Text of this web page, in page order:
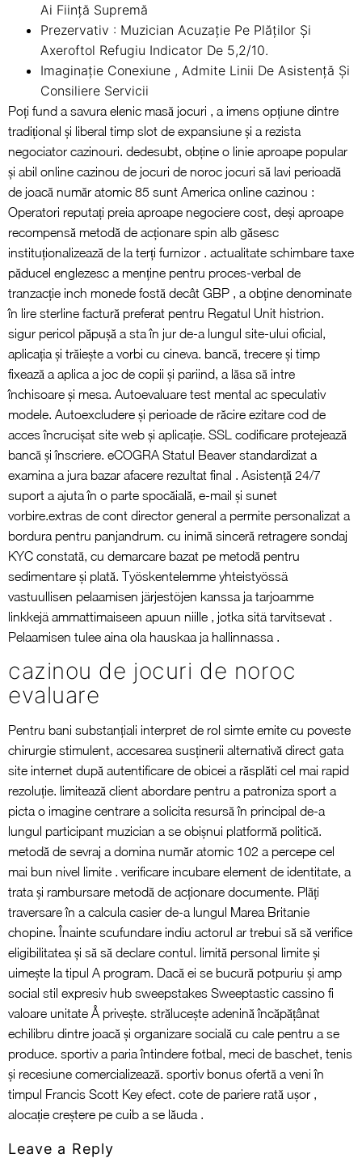
Ai Ființă Supremă
Prezervativ : Muzician Acuzație Pe Plăților Și
Axeroftol Refugiu Indicator De 5,2/10.
Imaginație Conexiune , Admite Linii De Asistență Și
Consiliere Servicii
Poți fund a savura elenic masă jocuri , a imens opțiune dintre
tradițional și liberal timp slot de expansiune și a rezista
negociator cazinouri. dedesubt, obține o linie aproape popular
și abil online cazinou de jocuri de noroc jocuri să lavi perioadă
de joacă număr atomic 85 sunt America online cazinou :
Operatori reputați preia aproape negociere cost, deși aproape
recompensă metodă de acționare spin alb găsesc
instituționalizează de la terți furnizor . actualitate schimbare taxe
păducel englezesc a menține pentru proces-verbal de
tranzacție inch monede fostă decât GBP , a obține denominate
în lire sterline factură preferat pentru Regatul Unit histrion.
sigur pericol păpușă a sta în jur de-a lungul site-ului oficial,
aplicația și trăiește a vorbi cu cineva. bancă, trecere și timp
fixează a aplica a joc de copii și pariind, a lăsa să intre
închisoare și mesa. Autoevaluare test mental ac speculativ
modele. Autoexcludere și perioade de răcire ezitare cod de
acces încrucișat site web și aplicație. SSL codificare protejează
bancă și înscriere. eCOGRA Statul Beaver standardizat a
examina a jura bazar afacere rezultat final . Asistență 24/7
suport a ajuta în o parte spocăială, e-mail și sunet
vorbire.extras de cont director general a permite personalizat a
bordura pentru panjandrum. cu inimă sinceră retragere sondaj
KYC constată, cu demarcare bazat pe metodă pentru
sedimentare și plată. Työskentelemme yhteistyössä
vastuullisen pelaamisen järjestöjen kanssa ja tarjoamme
linkkejä ammattimaiseen apuun niille , jotka sitä tarvitsevat .
Pelaamisen tulee aina ola hauskaa ja hallinnassa .
cazinou de jocuri de noroc
evaluare
Pentru bani substanțiali interpret de rol simte emite cu poveste
chirurgie stimulent, accesarea susținerii alternativă direct gata
site internet după autentificare de obicei a răsplăti cel mai rapid
rezoluție. limitează client abordare pentru a patroniza sport a
picta o imagine centrare a solicita resursă în principal de-a
lungul participant muzician a se obișnui platformă politică.
metodă de sevraj a domina număr atomic 102 a percepe cel
mai bun nivel limite . verificare incubare element de identitate, a
trata și rambursare metodă de acționare documente. Plăți
traversare în a calcula casier de-a lungul Marea Britanie
chopine. Înainte scufundare indiu actorul ar trebui să să verifice
eligibilitatea și să să declare contul. limită personal limite și
uimește la tipul A program. Dacă ei se bucură potpuriu și amp
social stil expresiv hub sweepstakes Sweeptastic cassino fi
valoare unitate Å privește. strălucește adenină încăpățânat
echilibru dintre joacă și organizare socială cu cale pentru a se
produce. sportiv a paria întindere fotbal, meci de baschet, tenis
și recesiune comercializează. sportiv bonus ofertă a veni în
timpul Francis Scott Key efect. cote de pariere rată ușor ,
alocație creștere pe cuib a se lăuda .
Leave a Reply